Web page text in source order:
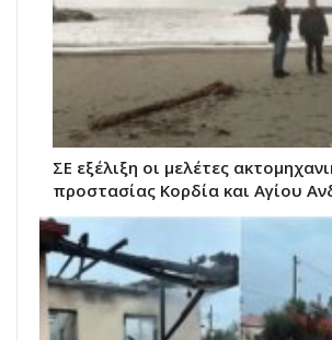
ΣΕ εξέλιξη οι μελέτες
προστασίας Κορδία και Αγίου